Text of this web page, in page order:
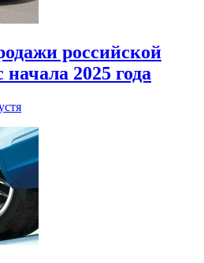
российской
2025 года